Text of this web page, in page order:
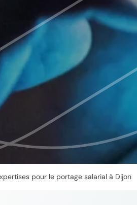
pour le portage salarial à Dijon